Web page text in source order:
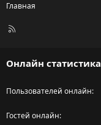
Главная
R
Онлайн статистика
Пользователей онлайн
Гостей онлайн